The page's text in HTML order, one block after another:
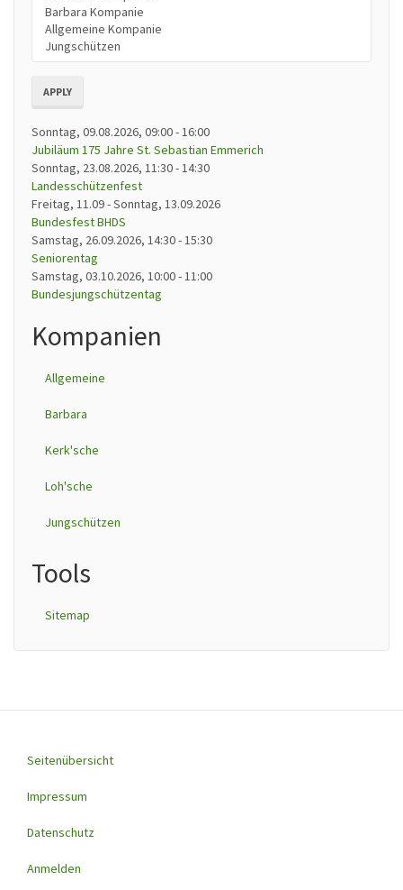
APPLY
Sonntag, 09.08.2026, 09:00-16:00
Jubiläum 175 Jahre St. Sebastian Emmerich
Sonntag, 23.08.2026, 11:30-14:30
Landesschützenfest
Freitag, 11.09-Sonntag, 13.09.2026
Bundesfest BHDS
Samstag, 26.09.2026, 14:30-15:30
Seniorentag
Samstag, 03.10.2026, 10:00-11:00
Bundesjungschützentag
Kompanien
Allgemeine
Barbara
Kerk'sche
Loh'sche
Jungschützen
Tools
Sitemap
Footer
menu
Seitenübersicht
Impressum
Datenschutz
Anmelden